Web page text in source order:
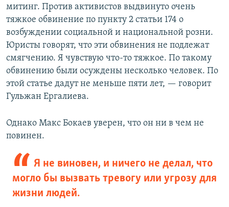
митинг. Против активистов выдвинуто очень
тяжкое обвинение по пункту 2 статьи 174 о
возбуждении социальной и национальной розни.
Юристы говорят, что эти обвинения не подлежат
смягчению. Я чувствую что-то тяжкое. По такому
обвинению были осуждены несколько человек. По
этой статье дадут не меньше пяти лет, — говорит
Гульжан Ергалиева.
Однако Макс Бокаев уверен, что он ни в чем не
повинен.
Я не виновен, и ничего не делал, что
могло бы вызвать тревогу или угрозу для
жизни людей.